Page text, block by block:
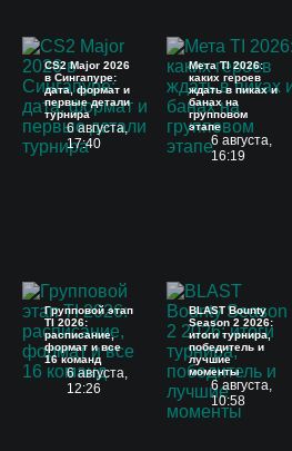
CS2 Major 2026
в Сингапуре:
дата, формат и
первые детали
турнира
6 августа,
17:40
Мета TI 2026:
каких героев
ждать в пиках и
банах на
групповом
этапе
6 августа,
16:19
Групповой этап
TI 2026:
расписание,
формат и все
16 команд
6 августа,
12:26
BLAST Bounty
Season 2 2026:
итоги турнира,
победитель и
лучшие
моменты
6 августа,
10:58